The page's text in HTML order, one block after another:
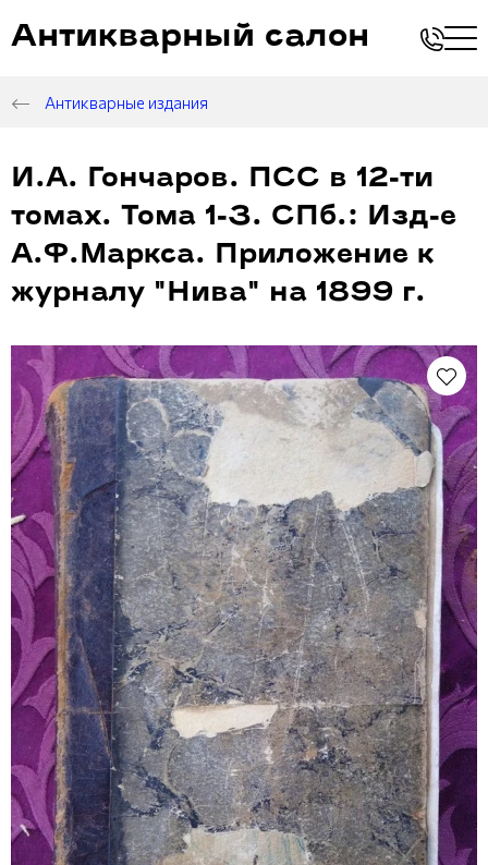
Антикварный салон
Антикварные издания
И.А. Гончаров. ПСС в 12-ти
томах. Тома 1-3. СПб.: Изд-е
А.Ф.Маркса. Приложение к
журналу "Нива" на 1899 г.